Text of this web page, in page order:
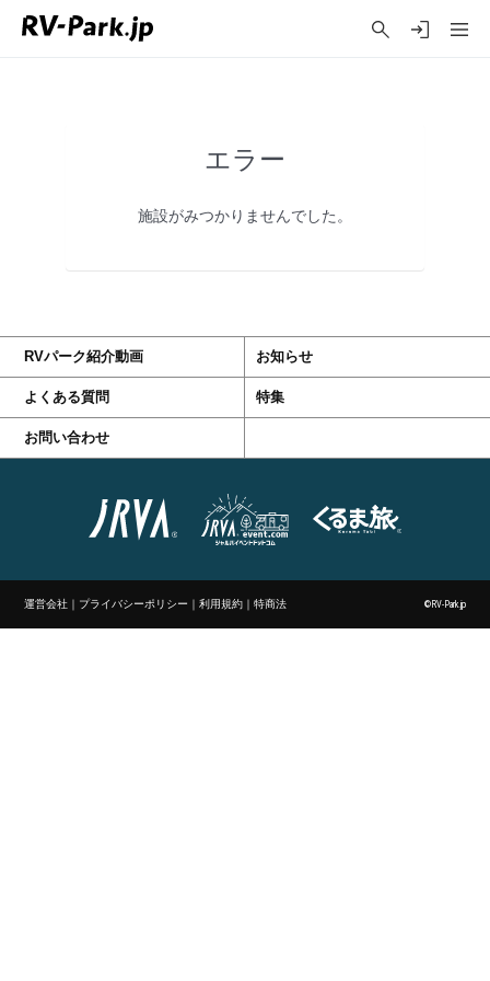
エラー
施設がみつかりませんでした。
RVパーク紹介動画 お知らせ
よくある質問 特集
お問い合わせ
運営会社 ｜ プライバシーポリシー ｜利用規約 ｜特商法 ©RV-Park.jp